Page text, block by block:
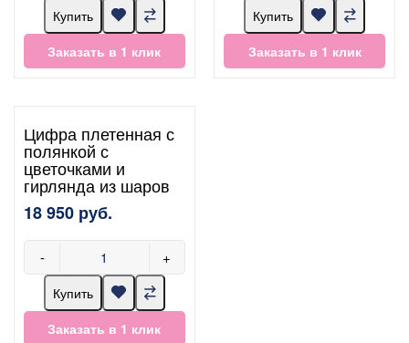
Купить
Заказать в 1 клик
Купить
Заказать в 1 клик
Цифра плетенная с
полянкой с
цветочками и
гирлянда из шаров
18 950 руб.
- +
Купить
Заказать в 1 клик